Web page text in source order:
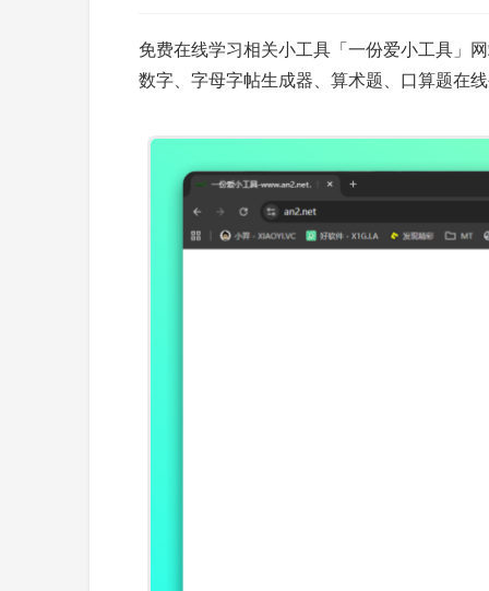
免费在线学习相关小工具「一份爱小工具」
数字、字母字帖生成器、算术题、口算题在